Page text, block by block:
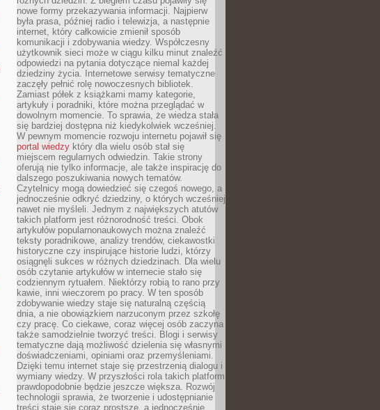
nowe formy przekazywania informacji. Najpierw
była prasa, później radio i telewizja, a następnie
internet, który całkowicie zmienił sposób
komunikacji i zdobywania wiedzy. Współczesny
użytkownik sieci może w ciągu kilku minut znaleźć
odpowiedzi na pytania dotyczące niemal każdej
dziedziny życia. Internetowe serwisy tematyczne
zaczęły pełnić rolę nowoczesnych bibliotek.
Zamiast półek z książkami mamy kategorie,
artykuły i poradniki, które można przeglądać w
dowolnym momencie. To sprawia, że wiedza stała
się bardziej dostępna niż kiedykolwiek wcześniej.
W pewnym momencie rozwoju internetu pojawił się
portal wiedzy który dla wielu osób stał się
miejscem regularnych odwiedzin. Takie strony
oferują nie tylko informacje, ale także inspirację do
dalszego poszukiwania nowych tematów.
Czytelnicy mogą dowiedzieć się czegoś nowego, a
jednocześnie odkryć dziedziny, o których wcześniej
nawet nie myśleli. Jednym z największych atutów
takich platform jest różnorodność treści. Obok
artykułów popularnonaukowych można znaleźć
teksty poradnikowe, analizy trendów, ciekawostki
historyczne czy inspirujące historie ludzi, którzy
osiągnęli sukces w różnych dziedzinach. Dla wielu
osób czytanie artykułów w internecie stało się
codziennym rytuałem. Niektórzy robią to rano przy
kawie, inni wieczorem po pracy. W ten sposób
zdobywanie wiedzy staje się naturalną częścią
dnia, a nie obowiązkiem narzuconym przez szkołę
czy pracę. Co ciekawe, coraz więcej osób zaczyna
także samodzielnie tworzyć treści. Blogi i serwisy
tematyczne dają możliwość dzielenia się własnymi
doświadczeniami, opiniami oraz przemyśleniami.
Dzięki temu internet staje się przestrzenią dialogu i
wymiany wiedzy. W przyszłości rola takich platform
prawdopodobnie będzie jeszcze większa. Rozwój
technologii sprawia, że tworzenie i udostępnianie
treści staje się coraz prostsze, a jednocześnie